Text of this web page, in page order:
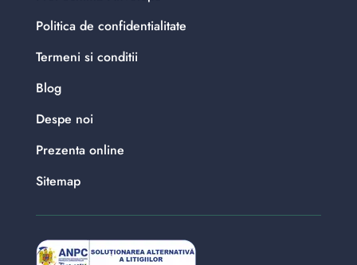
Politica de confidentialitate
Termeni si conditii
Blog
Despe noi
Prezenta online
Sitemap